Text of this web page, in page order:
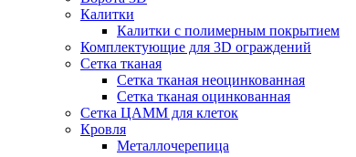
Калитки
Калитки с полимерным покрытием
Комплектующие для 3D ограждений
Сетка тканая
Сетка тканая неоцинкованная
Сетка тканая оцинкованная
Сетка ЦАММ для клеток
Кровля
Металлочерепица